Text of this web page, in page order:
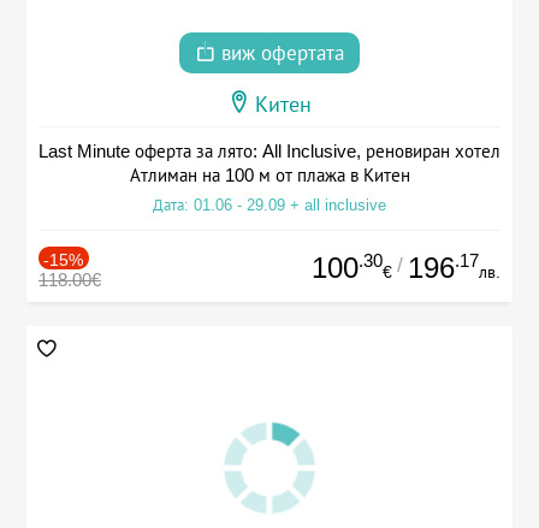
виж офертата
Китен
Last Minute оферта за лято: All Inclusive, реновиран хотел
Атлиман на 100 м от плажа в Китен
Дата: 01.06 - 29.09 + all inclusive
-15%
118.00€ 100.30
€ / 196.17
лв.